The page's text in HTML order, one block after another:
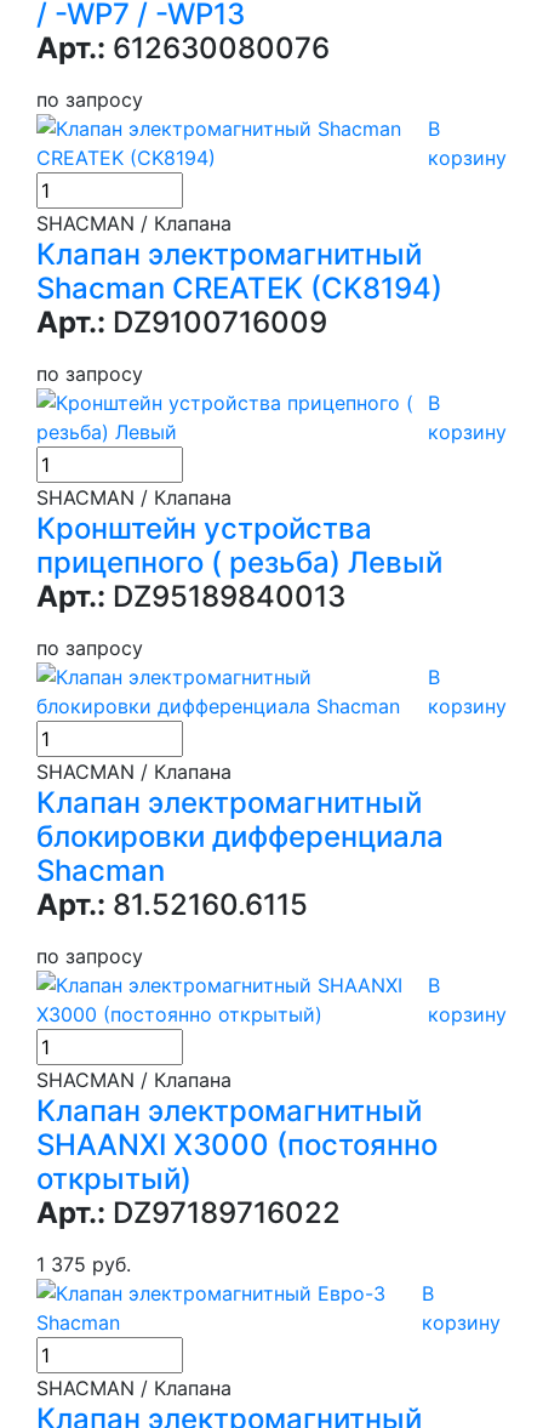
/ -WP7 / -WP13
Арт.: 612630080076
по запросу
В
корзину
SHACMAN / Клапана
Клапан электромагнитный
Shacman CREATEK (CK8194)
Арт.: DZ9100716009
по запросу
В
корзину
SHACMAN / Клапана
Кронштейн устройства
прицепного ( резьба) Левый
Арт.: DZ95189840013
по запросу
В
корзину
SHACMAN / Клапана
Клапан электромагнитный
блокировки дифференциала
Shacman
Арт.: 81.52160.6115
по запросу
В
корзину
SHACMAN / Клапана
Клапан электромагнитный
SHAANXI X3000 (постоянно
открытый)
Арт.: DZ97189716022
1 375 руб.
В
корзину
SHACMAN / Клапана
Клапан электромагнитный